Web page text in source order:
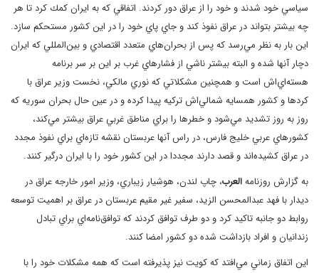
سياسي خود شدند و خود را از عراق دور كردند. اتفاقي كه به ايران كمك كرد تا هر
چه بيشتر بتواند در عراق نفوذ كند و جاي پاي خود را در اين كشور مستحكم سازد.
اين بار به نظر مي‌رسد كه پس از بحران‌هاي متعدد اقتصادي و بين‌المللي كه ايران
دچار آنها شده و البته بيشتر ناشي از فشارهاي غرب بر اين بر سر برنامه
هسته‌اي‌اش است و همچنين مشكلاتي كه نوري مالكي، نخست وزير عراق با
كردها و كشور همسايه شمالي‌اش تركيه پيدا كرده و در عين حال بحران سوريه كه
روز به روز تشديد مي‌شود و خطرها را براي مناطق غربي عراق بيشتر مي‌كند،
كشورهاي عربي خليج فارس، در راس آنها عربستان نقشه تازه‌اي براي نفوذ مجدد
در عراق كشيده‌اند و قصد دارند مجددا در اين كشور خود را با ايران درگير كنند.
به گزارش روزنامهالعرب، چاپ لندن، هوشيار زيباري، وزير امور خارجه عراق در
ديدار با فهد عبدالمحسن الزيد، سفير غير مقيم عربستان در عراق بر اهميت توسعه
روابط دو جانبه تاكيد كرد و دو طرف توافق كردند كه توافق‌نامه‌اي براي تبادل
زندانيان و افراد بازداشت شده دو كشور امضا كنند.
اين اتفاق زماني مي‌افتد كه كويت نيز پذيرفته است كه همه مشكلات خود را با